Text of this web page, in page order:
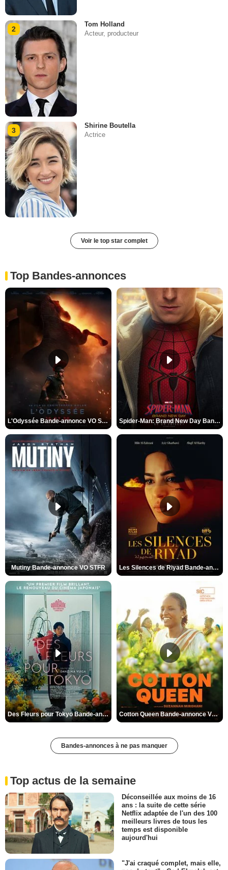
2
Tom Holland
Acteur, producteur
3
Shirine Boutella
Actrice
Voir le top star complet
Top Bandes-annonces
L'Odyssée Bande-annonce VO STFR Spider-Man: Brand New Day Bande-annonce VO STFR
Mutiny Bande-annonce VO STFR Les Silences de Riyad Bande-annonce VO STFR
Des Fleurs pour Tokyo Bande-annonce VO STFR Cotton Queen Bande-annonce VO STFR
Bandes-annonces à ne pas manquer
Top actus de la semaine
Déconseillée aux moins de 16
ans : la suite de cette série
Netflix adaptée de l'un des 100
meilleurs livres de tous les
temps est disponible
aujourd'hui
"J'ai craqué complet, mais elle,